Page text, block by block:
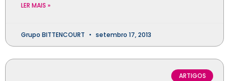
LER MAIS »
Grupo BITTENCOURT setembro 17, 2013
ARTIGOS